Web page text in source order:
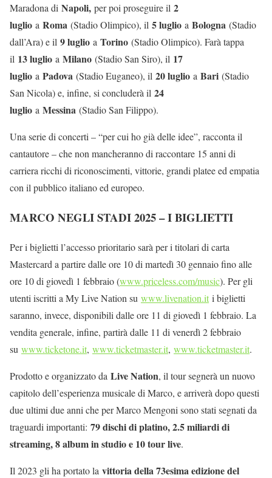
Maradona di Napoli, per poi proseguire il 2
luglio a Roma (Stadio Olimpico), il 5 luglio a Bologna (Stadio
dall’Ara) e il 9 luglio a Torino (Stadio Olimpico). Farà tappa
il 13 luglio a Milano (Stadio San Siro), il 17
luglio a Padova (Stadio Euganeo), il 20 luglio a Bari (Stadio
San Nicola) e, infine, si concluderà il 24
luglio a Messina (Stadio San Filippo).
Una serie di concerti – “per cui ho già delle idee”, racconta il
cantautore – che non mancheranno di raccontare 15 anni di
carriera ricchi di riconoscimenti, vittorie, grandi platee ed empatia
con il pubblico italiano ed europeo.
MARCO NEGLI STADI 2025 – I BIGLIETTI
Per i biglietti l’accesso prioritario sarà per i titolari di carta
Mastercard a partire dalle ore 10 di martedì 30 gennaio fino alle
ore 10 di giovedì 1 febbraio (www.priceless.com/music). Per gli
utenti iscritti a My Live Nation su www.livenation.it i biglietti
saranno, invece, disponibili dalle ore 11 di giovedì 1 febbraio. La
vendita generale, infine, partirà dalle 11 di venerdì 2 febbraio
su www.ticketone.it, www.ticketmaster.it, www.ticketmaster.it.
Prodotto e organizzato da Live Nation, il tour segnerà un nuovo
capitolo dell’esperienza musicale di Marco, e arriverà dopo questi
due ultimi due anni che per Marco Mengoni sono stati segnati da
traguardi importanti: 79 dischi di platino, 2.5 miliardi di
streaming, 8 album in studio e 10 tour live.
Il 2023 gli ha portato la vittoria della 73esima edizione del